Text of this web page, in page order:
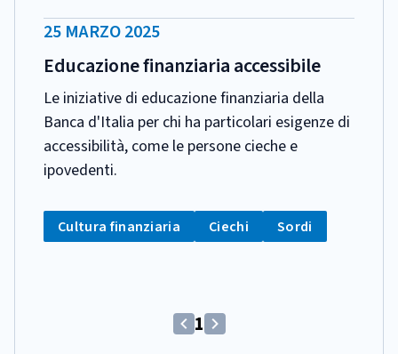
DATA
PUBBLICAZIONE:
25 MARZO 2025
Educazione finanziaria accessibile
Le iniziative di educazione finanziaria della
Banca d'Italia per chi ha particolari esigenze di
accessibilità, come le persone cieche e
ipovedenti.
CATEGORIA:
Tag:
Cultura finanziaria Tag:
Ciechi Tag:
Sordi
(Comando
(Comando
1(Comando